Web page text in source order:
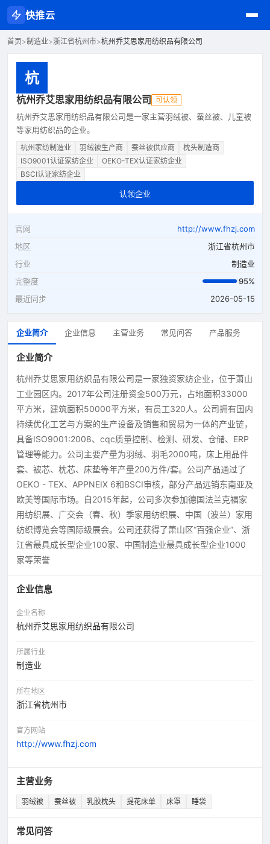
快推云
首页>制造业>浙江省杭州市>杭州乔艾思家用纺织品有限公司
杭
杭州乔艾思家用纺织品有限公司 可认领
杭州乔艾思家用纺织品有限公司是一家主营羽绒被、蚕丝被、儿童被
等家用纺织品的企业。
杭州家纺制造业 羽绒被生产商 蚕丝被供应商
枕头制造商
ISO9001认证家纺企业
OEKO-TEX认证家纺企业
BSCI认证家纺企业
认领企业
官网
http://www.fhzj.com
地区
浙江省杭州市
行业
制造业
完整度
95%
最近同步
2026-05-15
企业简介 企业信息 主营业务 常见问答 产品服务
企业简介
杭州乔艾思家用纺织品有限公司是一家独资家纺企业，位于萧山
工业园区内。2017年公司注册资金500万元，占地面积33000
平方米，建筑面积50000平方米，有员工320人。公司拥有国内
持续优化工艺与方案的生产设备及销售和贸易为一体的产业链，
具备ISO9001:2008、cqc质量控制、检测、研发、仓储、ERP
管理等能力。公司主要产量为羽绒、羽毛2000吨，床上用品件
套、被芯、枕芯、床垫等年产量200万件/套。公司产品通过了
OEKO - TEX、APPNEIX 6和BSCI审核，部分产品远销东南亚及
欧美等国际市场。自2015年起，公司多次参加德国法兰克福家
用纺织展、广交会（春、秋）季家用纺织展、中国（波兰）家用
纺织博览会等国际级展会。公司还获得了萧山区“百强企业”、浙
江省最具成长型企业100家、中国制造业最具成长型企业1000
家等荣誉
企业信息
企业名称
杭州乔艾思家用纺织品有限公司
所属行业
制造业
所在地区
浙江省杭州市
官方网站
http://www.fhzj.com
主营业务
羽绒被 蚕丝被 乳胶枕头 提花床单 床罩 睡袋
常见问答